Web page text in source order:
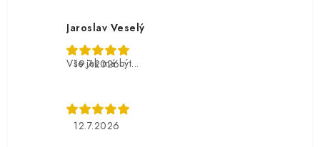
Jaroslav Veselý
19.7.2026
Vše jak má být...
12.7.2026